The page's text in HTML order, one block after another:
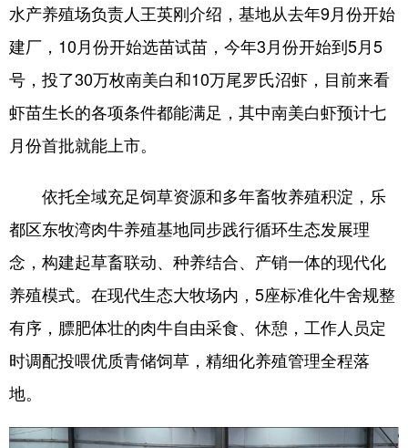
水产养殖场负责人王英刚介绍，基地从去年9月份开始
建厂，10月份开始选苗试苗，今年3月份开始到5月5
号，投了30万枚南美白和10万尾罗氏沼虾，目前来看
虾苗生长的各项条件都能满足，其中南美白虾预计七
月份首批就能上市。
依托全域充足饲草资源和多年畜牧养殖积淀，乐
都区东牧湾肉牛养殖基地同步践行循环生态发展理
念，构建起草畜联动、种养结合、产销一体的现代化
养殖模式。在现代生态大牧场内，5座标准化牛舍规整
有序，膘肥体壮的肉牛自由采食、休憩，工作人员定
时调配投喂优质青储饲草，精细化养殖管理全程落
地。